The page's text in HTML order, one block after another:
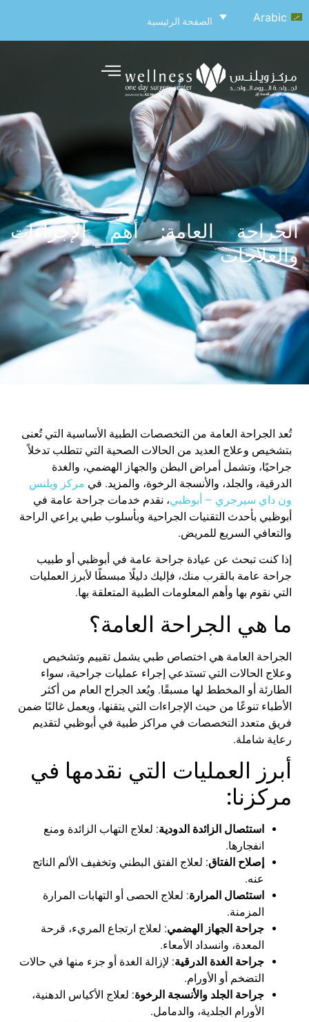
Arabic الصفحة الرئيسية
الجراحة العامة: أهم الإجراءات
والعلاجات
تُعد الجراحة العامة من التخصصات الطبية الأساسية التي تُعنى
بتشخيص وعلاج العديد من الحالات الصحية التي تتطلب تدخلاً
جراحيًا، وتشمل أمراض البطن والجهاز الهضمي، والغدة
الدرقية، والجلد، والأنسجة الرخوة، والمزيد. في مركز ويلنس
ون داي سيرجري – أبوظبي، نقدم خدمات جراحة عامة في
أبوظبي بأحدث التقنيات الجراحية وبأسلوب طبي يراعي الراحة
والتعافي السريع للمريض.
إذا كنت تبحث عن عيادة جراحة عامة في أبوظبي أو طبيب
جراحة عامة بالقرب منك، فإليك دليلًا مبسطًا لأبرز العمليات
التي نقوم بها وأهم المعلومات الطبية المتعلقة بها.
ما هي الجراحة العامة؟
الجراحة العامة هي اختصاص طبي يشمل تقييم وتشخيص
وعلاج الحالات التي تستدعي إجراء عمليات جراحية، سواء
الطارئة أو المخطط لها مسبقًا. ويُعد الجراح العام من أكثر
الأطباء تنوعًا من حيث الإجراءات التي يتقنها، ويعمل غالبًا ضمن
فريق متعدد التخصصات في مراكز طبية في أبوظبي لتقديم
رعاية شاملة.
أبرز العمليات التي نقدمها في
مركزنا:
استئصال الزائدة الدودية: لعلاج التهاب الزائدة ومنع
انفجارها.
إصلاح الفتاق: لعلاج الفتق البطني وتخفيف الألم الناتج
عنه.
استئصال المرارة: لعلاج الحصى أو التهابات المرارة
المزمنة.
جراحة الجهاز الهضمي: لعلاج ارتجاع المريء، قرحة
المعدة، وانسداد الأمعاء.
جراحة الغدة الدرقية: لإزالة الغدة أو جزء منها في حالات
التضخم أو الأورام.
جراحة الجلد والأنسجة الرخوة: لعلاج الأكياس الدهنية،
الأورام الجلدية، والدمامل.